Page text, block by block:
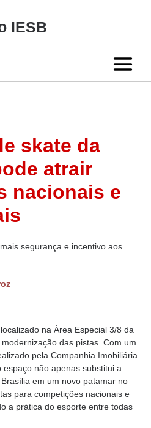
IESB
skate da
atrair
nacionais e
segurança e incentivo aos
na Área Especial 3/8 da
das pistas. Com um
pela Companhia Imobiliária
não apenas substitui a
em um novo patamar no
para competições nacionais e
a prática do esporte entre todas